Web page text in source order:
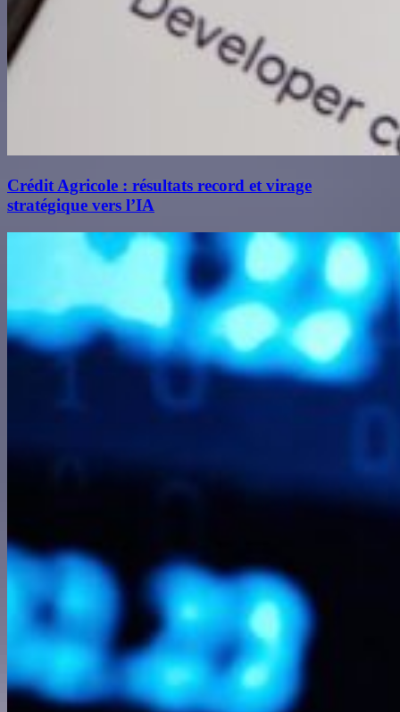
Crédit Agricole : résultats record et virage
stratégique vers l’IA